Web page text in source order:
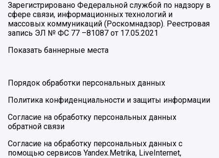
Зарегистрировано Федеральной службой по надзору в
сфере связи, информационных технологий и
массовых коммуникаций (Роскомнадзор). Реестровая
запись ЭЛ № ФС 77 –81087 от 17.05.2021
Показать баннерные места
Порядок обработки персональных данных
Политика конфиденциальности и защиты информации
Согласие на обработку персональных данных
обратной связи
Согласие на обработку персональных данных с
помощью сервисов Yandex.Metrika, LiveInternet,